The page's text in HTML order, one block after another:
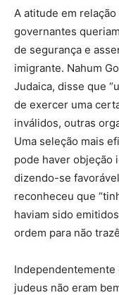
A atitude em
governantes
de segurança e
imigrante. Nahum
Judaica, disse que
de exercer uma
inválidos, outras
Uma seleção mais
pode haver objeção
dizendo-se
reconheceu que
haviam sido
ordem para não
Independentemente
judeus não eram